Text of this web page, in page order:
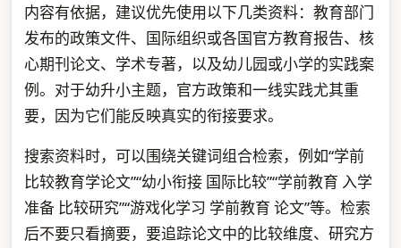
内容有依据，建议优先使用以下几类资料：教育部门
发布的政策文件、国际组织或各国官方教育报告、核
心期刊论文、学术专著，以及幼儿园或小学的实践案
例。对于幼升小主题，官方政策和一线实践尤其重
要，因为它们能反映真实的衔接要求。
搜索资料时，可以围绕关键词组合检索，例如“学前
比较教育学论文”“幼小衔接 国际比较”“学前教育 入学
准备 比较研究”“游戏化学习 学前教育 论文”等。检索
后不要只看摘要，要追踪论文中的比较维度、研究方